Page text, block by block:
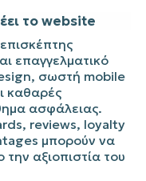
το website
επαγγελματικό
σωστή mobile
καθαρές
ασφάλειας.
reviews, loyalty
μπορούν να
αξιοπιστία του